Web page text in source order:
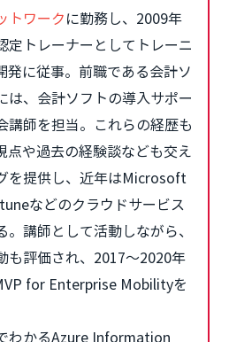
トワークに勤務し、2009年
定トレーナーとしてトレーニ
発に従事。前職である会計ソ
は、会計ソフトの導入サポー
講師を担当。これらの経歴も
点や過去の経験談なども交え
を提供し、近年はMicrosoft
などのクラウドサービス
講師として活動しながら、
も評価され、2017～2020年
for Enterprise Mobilityを
わかるAzure Information